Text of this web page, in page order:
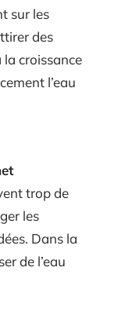
sur les
des
croissance
l’eau
trop de
les
Dans la
de l’eau